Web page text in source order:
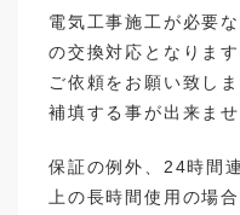
電気工事施工が必要
の交換対応となりま
ご依頼をお願い致し
補填する事が出来ま
保証の例外、24時間
上の長時間使用の場